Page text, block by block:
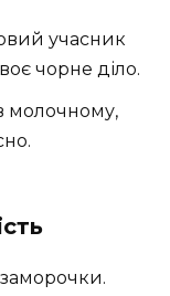
учасник
чорне діло.
молочному,